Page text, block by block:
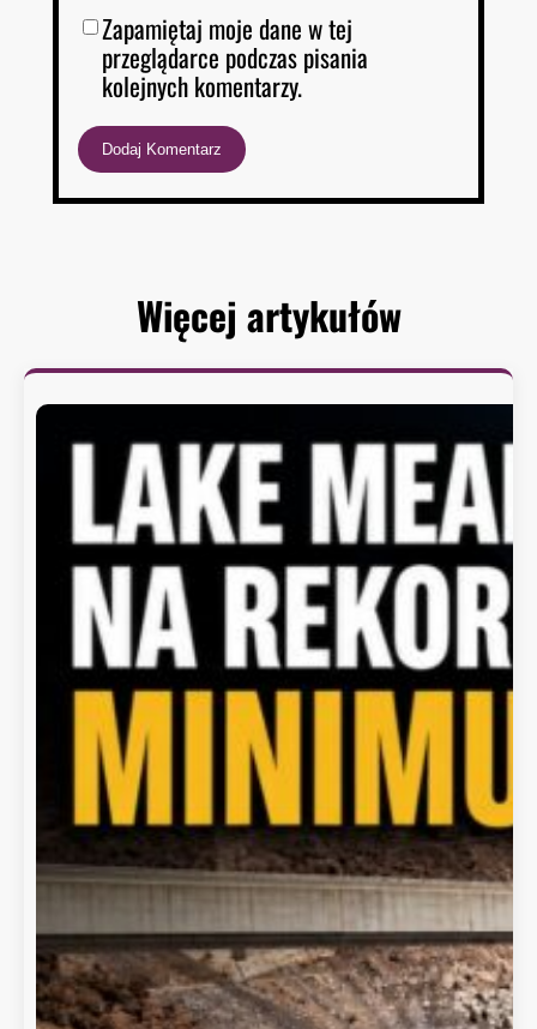
Zapamiętaj moje dane w tej
przeglądarce podczas pisania
kolejnych komentarzy.
Więcej artykułów